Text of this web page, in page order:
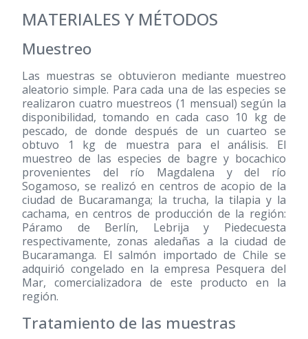
MATERIALES Y MÉTODOS
Muestreo
Las muestras se obtuvieron mediante muestreo
aleatorio simple. Para cada una de las especies se
realizaron cuatro muestreos (1 mensual) según la
disponibilidad, tomando en cada caso 10 kg de
pescado, de donde después de un cuarteo se
obtuvo 1 kg de muestra para el análisis. El
muestreo de las especies de bagre y bocachico
provenientes del río Magdalena y del río
Sogamoso, se realizó en centros de acopio de la
ciudad de Bucaramanga; la trucha, la tilapia y la
cachama, en centros de producción de la región:
Páramo de Berlín, Lebrija y Piedecuesta
respectivamente, zonas aledañas a la ciudad de
Bucaramanga. El salmón importado de Chile se
adquirió congelado en la empresa Pesquera del
Mar, comercializadora de este producto en la
región.
Tratamiento de las muestras